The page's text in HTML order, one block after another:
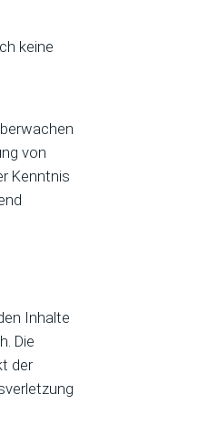
keine
von
Kenntnis
Inhalte
Die
der